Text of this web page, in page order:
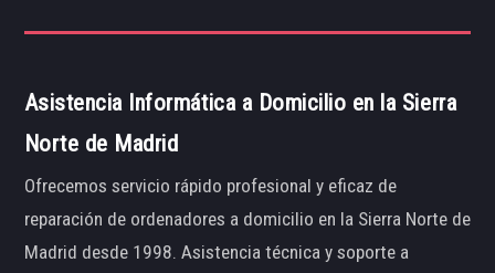
Asistencia Informática a Domicilio en la Sierra
Norte de Madrid
Ofrecemos servicio rápido profesional y eficaz de
reparación de ordenadores a domicilio en la Sierra Norte de
Madrid desde 1998. Asistencia técnica y soporte a